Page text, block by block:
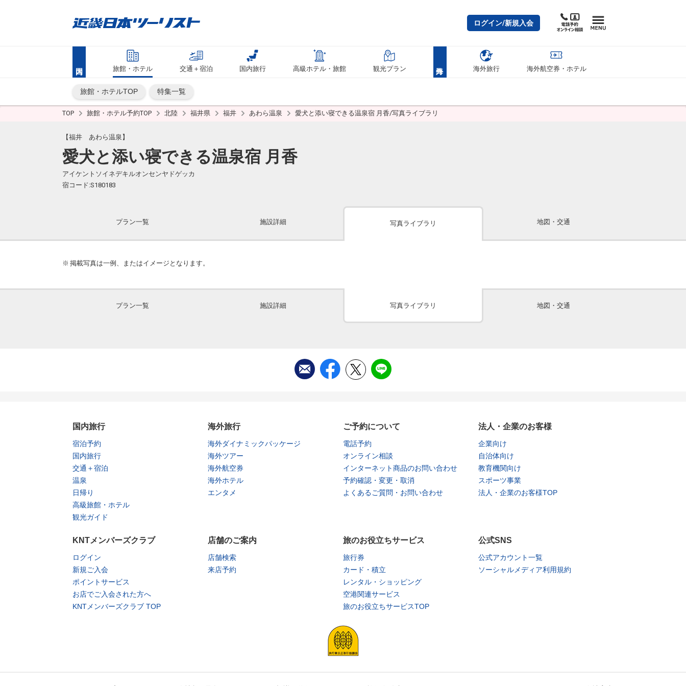
ログイン/新規入会
旅館・ホテル 交通＋宿泊 国内旅行 高級ホテル・旅館 観光プラン 海外旅行 海外航空券・ホテル
旅館・ホテルTOP 特集一覧
TOP 旅館・ホテル予約TOP 北陸 福井県 福井 あわら温泉 愛犬と添い寝できる温泉宿 月香/写真ライブラリ
【福井 あわら温泉】
愛犬と添い寝できる温泉宿 月香
アイケントソイネデキルオンセンヤドゲッカ
宿コード:S180183
プラン一覧 施設詳細 写真ライブラリ 地図・交通
掲載写真は一例、またはイメージとなります。
プラン一覧 施設詳細 写真ライブラリ 地図・交通
国内旅行
宿泊予約
国内旅行
交通＋宿泊
温泉
日帰り
高級旅館・ホテル
観光ガイド
海外旅行
海外ダイナミックパッケージ
海外ツアー
海外航空券
海外ホテル
エンタメ
ご予約について
電話予約
オンライン相談
インターネット商品のお問い合わせ
予約確認・変更・取消
よくあるご質問・お問い合わせ
法人・企業のお客様
企業向け
自治体向け
教育機関向け
スポーツ事業
法人・企業のお客様TOP
KNTメンバーズクラブ
ログイン
新規ご入会
ポイントサービス
お店でご入会された方へ
KNTメンバーズクラブ TOP
店舗のご案内
店舗検索
来店予約
旅のお役立ちサービス
旅行券
カード・積立
レンタル・ショッピング
空港関連サービス
旅のお役立ちサービスTOP
公式SNS
公式アカウント一覧
ソーシャルメディア利用規約